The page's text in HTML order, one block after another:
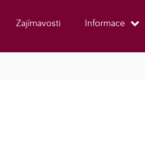
Zajímavosti Informace